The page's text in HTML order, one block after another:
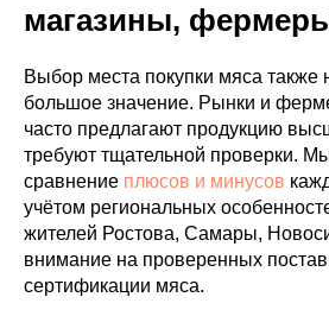
магазины,
Выбор места покупки мяса также
большое значение. Рынки и
часто предлагают продукцию
требуют тщательной проверки.
сравнение плюсов и минусов
учётом региональных
жителей Ростова, Самары,
внимание на проверенных
сертификации мяса.